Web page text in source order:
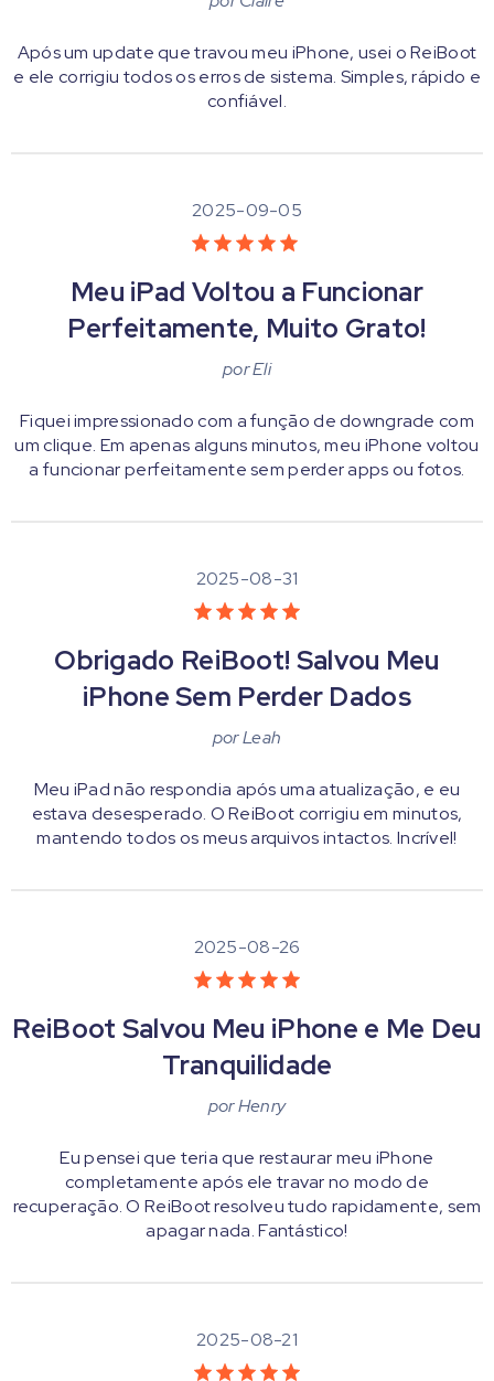
Após um update que travou meu iPhone, usei o ReiBoot
e ele corrigiu todos os erros de sistema. Simples, rápido e
confiável.
2025-09-05
Meu iPad Voltou a Funcionar
Perfeitamente, Muito Grato!
porEli
Fiquei impressionado com a função de downgrade com
um clique. Em apenas alguns minutos, meu iPhone voltou
a funcionar perfeitamente sem perder apps ou fotos.
2025-08-31
Obrigado ReiBoot! Salvou Meu
iPhone Sem Perder Dados
porLeah
Meu iPad não respondia após uma atualização, e eu
estava desesperado. O ReiBoot corrigiu em minutos,
mantendo todos os meus arquivos intactos. Incrível!
2025-08-26
ReiBoot Salvou Meu iPhone e Me Deu
Tranquilidade
porHenry
Eu pensei que teria que restaurar meu iPhone
completamente após ele travar no modo de
recuperação. O ReiBoot resolveu tudo rapidamente, sem
apagar nada. Fantástico!
2025-08-21